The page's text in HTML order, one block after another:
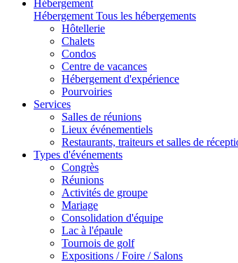
Hébergement
Hébergement Tous les hébergements
Hôtellerie
Chalets
Condos
Centre de vacances
Hébergement d'expérience
Pourvoiries
Services
Salles de réunions
Lieux événementiels
Restaurants, traiteurs et salles de
Types d'événements
Congrès
Réunions
Activités de groupe
Mariage
Consolidation d'équipe
Lac à l'épaule
Tournois de golf
Expositions / Foire / Salons